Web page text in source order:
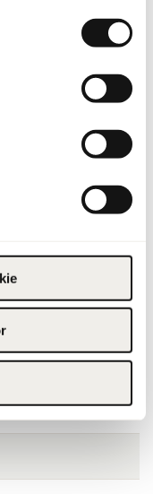
łatwopalny.
dzieci.
miejscu. Nie
na
skórę.